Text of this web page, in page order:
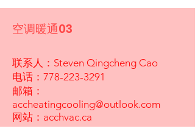
空调暖通03
联系人：Steven Qingcheng Cao
电话：778-223-3291
邮箱：
accheatingcooling@outlook.com
网站：acchvac.ca